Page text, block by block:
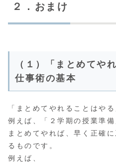
２．おまけ
（１）「まとめてや
仕事術の基本
「まとめてやれることはや
例えば、「２学期の授業準備
まとめてやれば、早く正確
るものです。
例えば、